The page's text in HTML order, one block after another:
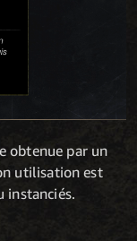
obtenue par un
utilisation est
instanciés.